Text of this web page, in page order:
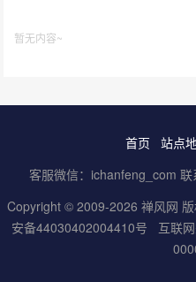
暂无内容~
首页 站点
客服微信：ichanfeng_com
Copyright © 2009-2026 禅风网
安备44030402004410号
互联